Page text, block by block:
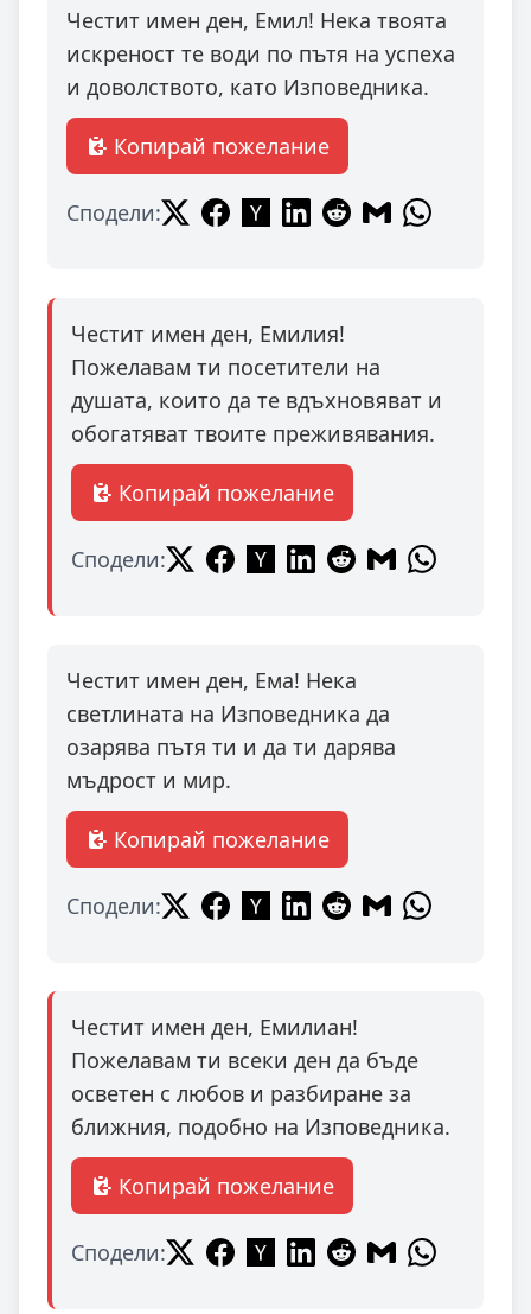
Честит имен ден, Емил! Нека твоята
искреност те води по пътя на успеха
и доволството, като Изповедника.
Копирай пожелание
Сподели:
Честит имен ден, Емилия!
Пожелавам ти посетители на
душата, които да те вдъхновяват и
обогатяват твоите преживявания.
Копирай пожелание
Сподели:
Честит имен ден, Ема! Нека
светлината на Изповедника да
озарява пътя ти и да ти дарява
мъдрост и мир.
Копирай пожелание
Сподели:
Честит имен ден, Емилиан!
Пожелавам ти всеки ден да бъде
осветен с любов и разбиране за
ближния, подобно на Изповедника.
Копирай пожелание
Сподели: